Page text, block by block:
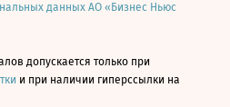
данных АО «Бизнес Ньюс
допускается только при
и при наличии гиперссылки на